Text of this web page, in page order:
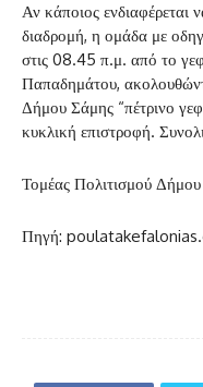
Αν κάποιος ενδιαφέρεται
διαδρομή, η ομάδα με
στις 08.45 π.μ. από το
Παπαδημάτου,
Δήμου Σάμης “πέτρινο
κυκλική επιστροφή.
Τομέας Πολιτισμού
Πηγή: